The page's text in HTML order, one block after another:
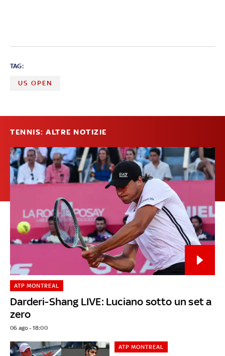
TAG:
US OPEN
TENNIS: ALTRE NOTIZIE
Darderi-Shang LIVE: Luciano sotto un set a
zero
ATP MONTREAL
06 ago - 18:00
ATP MONTREAL